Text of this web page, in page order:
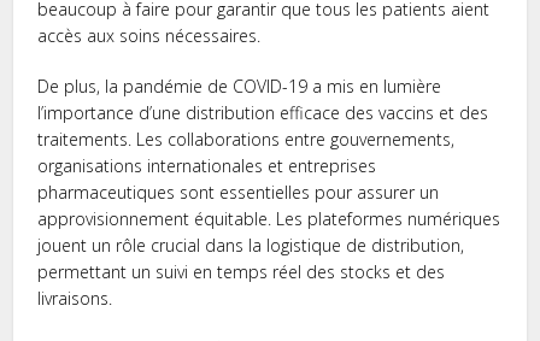
beaucoup à faire pour garantir que tous les patients aient
accès aux soins nécessaires.
De plus, la pandémie de COVID-19 a mis en lumière
l’importance d’une distribution efficace des vaccins et des
traitements. Les collaborations entre gouvernements,
organisations internationales et entreprises
pharmaceutiques sont essentielles pour assurer un
approvisionnement équitable. Les plateformes numériques
jouent un rôle crucial dans la logistique de distribution,
permettant un suivi en temps réel des stocks et des
livraisons.